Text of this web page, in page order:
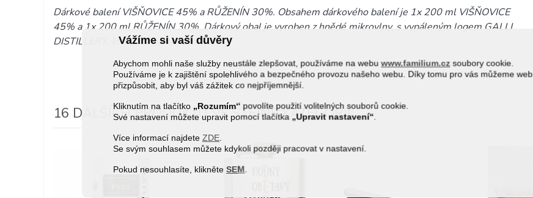
Vážíme si vaší důvěry
Abychom mohli naše služby neustále zlepšovat, používáme na webuwww.familium.cz soubory cookie.
Používáme je k zajištění spolehlivého a bezpečného provozu našeho webu. Díky tomu pro vás můžeme web
přizpůsobit, aby byl váš zážitek co nejpříjemnější.
Kliknutím na tlačítko „Rozumím“ povolíte použití volitelných souborů cookie.
Své nastavení můžete upravit pomocí tlačítka „Upravit nastavení“
Více informací najdete ZDE
Se svým souhlasem můžete kdykoli později pracovat v nastavení.
Pokud nesouhlasíte, klikněteSEM
Dárkové balení VIŠŇOVICE 45% a RŮŽENÍN 30%. Obsahem dárkového balení je 1x 200 ml VIŠŇOVICE
45% a 1x 200 ml RŮŽENÍN 30%. Dárkový obal je vyroben z hnědé mikrovlny, s vypáleným logem GALLI
DISTILLERY, který lze kompostovat.
16 DALŠÍCH PRODUKTŮ VE STEJNÉ KATEGORII: